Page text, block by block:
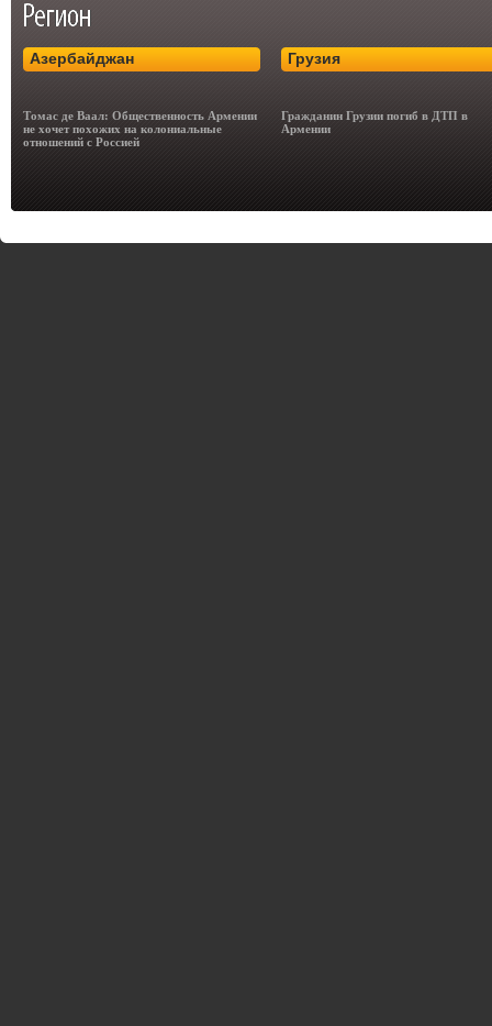
Азербайджан
Томас де Ваал: Общественность Армении
не хочет похожих на колониальные
отношений с Россией
Грузия
Гражданин Грузии погиб в ДТП в
Армении